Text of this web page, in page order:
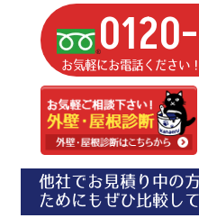
お気軽にお電話ください
他社でお見積り中の
ためにもぜひ比較し